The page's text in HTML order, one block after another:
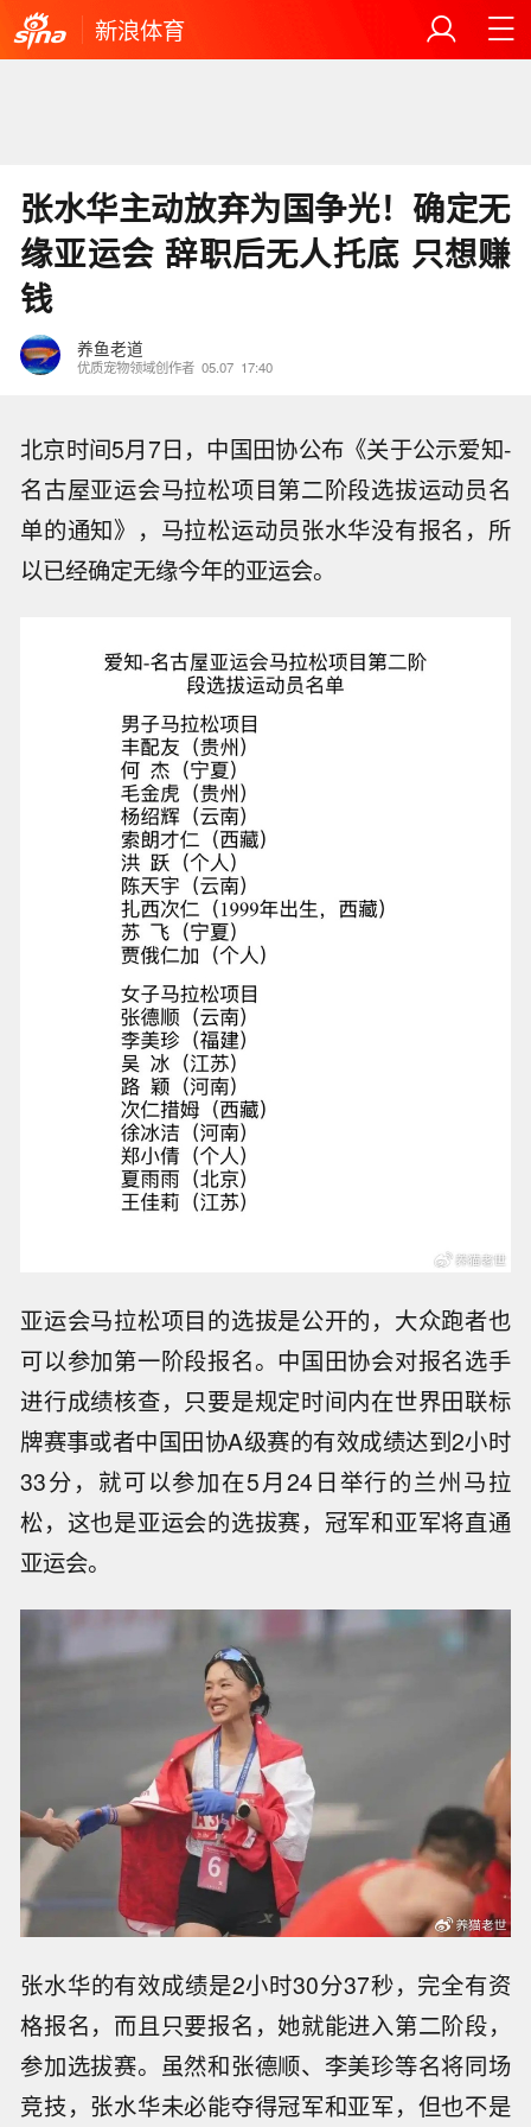
新浪体育
张水华主动放弃为国争光！确定无
缘亚运会 辞职后无人托底 只想赚
钱
养鱼老道
优质宠物领域创作者 05.07 17:40
北京时间5月7日，中国田协公布《关于公示爱知-
名古屋亚运会马拉松项目第二阶段选拔运动员名
单的通知》，马拉松运动员张水华没有报名，所
以已经确定无缘今年的亚运会。
亚运会马拉松项目的选拔是公开的，大众跑者也
可以参加第一阶段报名。中国田协会对报名选手
进行成绩核查，只要是规定时间内在世界田联标
牌赛事或者中国田协A级赛的有效成绩达到2小时
33分，就可以参加在5月24日举行的兰州马拉
松，这也是亚运会的选拔赛，冠军和亚军将直通
亚运会。
张水华的有效成绩是2小时30分37秒，完全有资
格报名，而且只要报名，她就能进入第二阶段，
参加选拔赛。虽然和张德顺、李美珍等名将同场
竞技，张水华未必能夺得冠军和亚军，但也不是